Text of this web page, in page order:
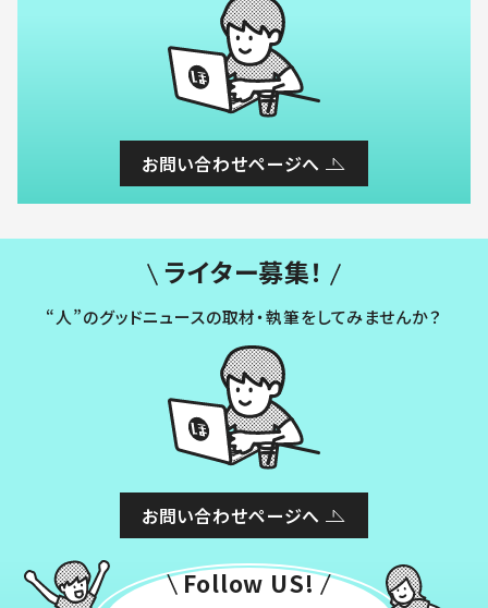
お問い合わせページへ
ライター募集！
“人”のグッドニュースの取材・執筆をしてみませんか？
お問い合わせページへ
Follow US!